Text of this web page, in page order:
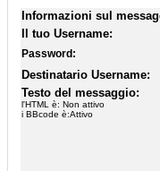
Informazioni sul
Il tuo Username:
Password:
Destinatario Username:
Testo del messaggio:
l'HTML è: Non attivo
i BBcode è:Attivo